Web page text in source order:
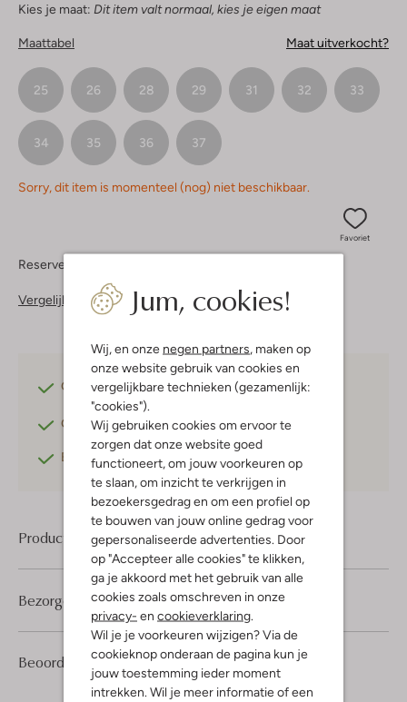
Jum, cookies!
Wij, en onze negen partners , maken op
onze website gebruik van cookies en
vergelijkbare technieken (gezamenlijk:
"cookies").
Wij gebruiken cookies om ervoor te
zorgen dat onze website goed
functioneert, om jouw voorkeuren op
te slaan, om inzicht te verkrijgen in
bezoekersgedrag en om een profiel op
te bouwen van jouw online gedrag voor
gepersonaliseerde advertenties. Door
op "Accepteer alle cookies" te klikken,
ga je akkoord met het gebruik van alle
cookies zoals omschreven in onze
privacy- en cookieverklaring
Wil je je voorkeuren wijzigen? Via de
cookieknop onderaan de pagina kun je
jouw toestemming ieder moment
intrekken. Wil je meer informatie of een
Kies je maat: Dit item valt normaal, kies je eigen maat
Maattabel Maat uitverkocht?
25 26 28 29 31 32 33
34 35 36 37
Sorry, dit item is momenteel (nog) niet beschikbaar.
Favoriet
Reserveer direct in een van onze 37 boutiques
Vergelijkbare items
Gratis verzendingvanaf €75,-
Gratis retournerenbinnen 30 dagen*
Betaal achteraf met Klarna
Product informatie
Beoordelingen (2) 4 /5
2
4
Sterren
Bezorgen & retourneren